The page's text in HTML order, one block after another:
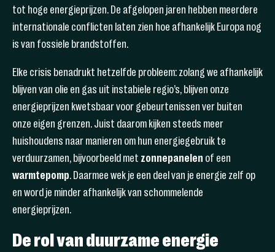
tot hoge energieprijzen. De afgelopen jaren hebben meerdere
internationale conflicten laten zien hoe afhankelijk Europa nog
is van fossiele brandstoffen.
Elke crisis benadrukt hetzelfde probleem: zolang we afhankelijk
blijven van olie en gas uit instabiele regio’s, blijven onze
energieprijzen kwetsbaar voor gebeurtenissen ver buiten
onze eigen grenzen. Juist daarom kijken steeds meer
huishoudens naar manieren om hun energiegebruik te
verduurzamen, bijvoorbeeld met zonnepanelen of een
warmtepomp . Daarmee wek je een deel van je energie zelf op
en word je minder afhankelijk van schommelende
energieprijzen.
De rol van duurzame energie